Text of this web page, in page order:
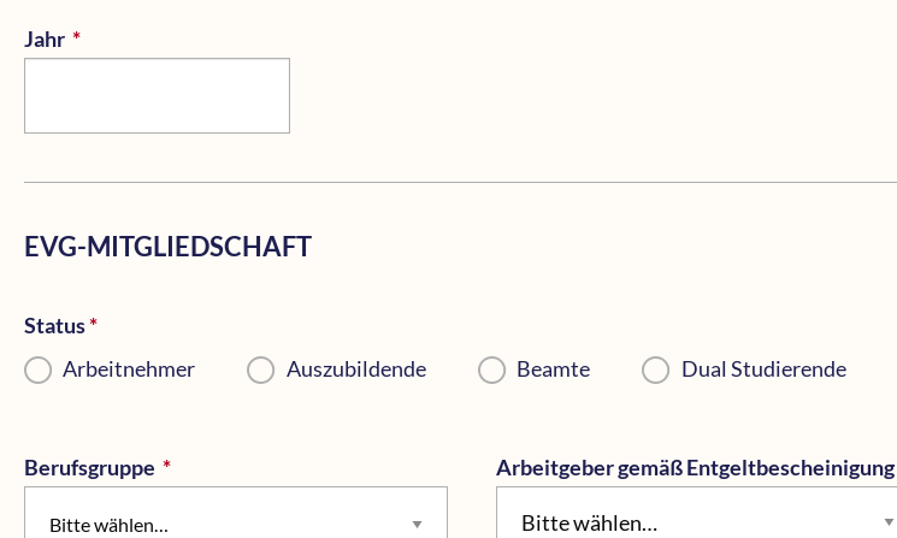
Jahr *
EVG-MITGLIEDSCHAFT
Status*
Arbeitnehmer
Auszubildende Beamte Dual Studierende
Berufsgruppe * Arbeitgeber gemäß Entgeltbescheinigung
Bitte wählen…